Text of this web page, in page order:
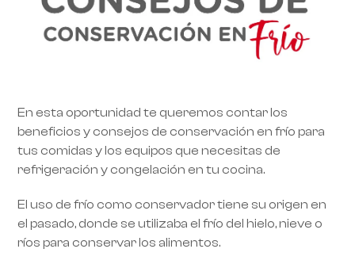
En esta oportunidad te queremos contar los
beneficios y consejos de conservación en frío para
tus comidas y los equipos que necesitas de
refrigeración y congelación en tu cocina.
El uso de frío como conservador tiene su origen en
el pasado, donde se utilizaba el frío del hielo, nieve o
ríos para conservar los alimentos.